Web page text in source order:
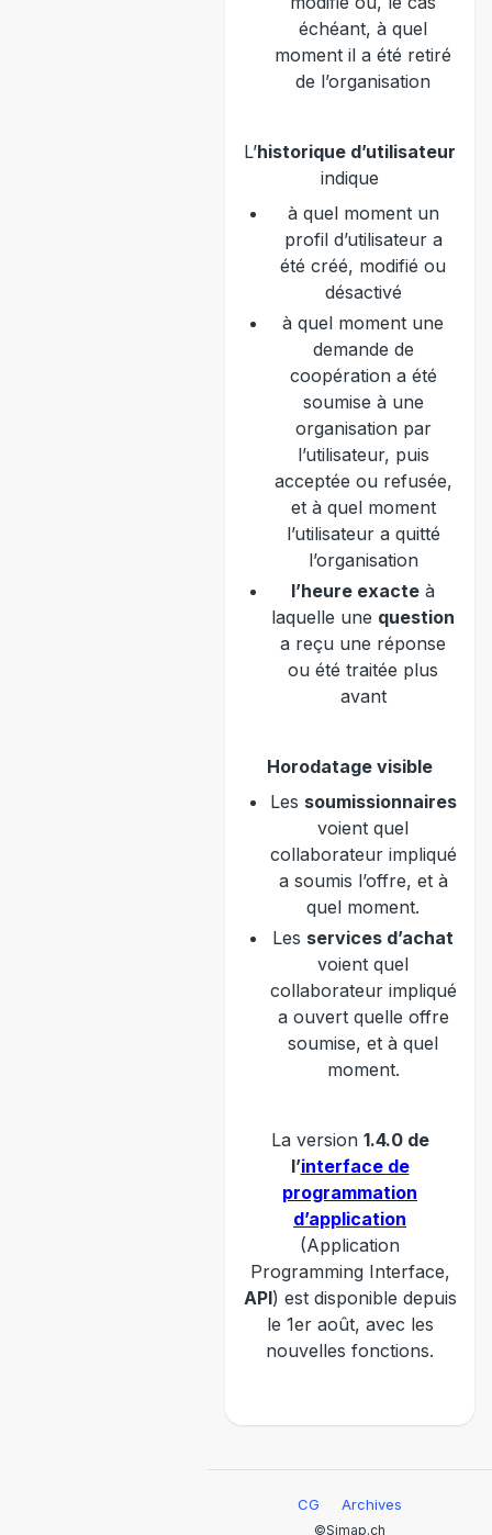
échéant, à quel
moment il a été retiré
de l’organisation
L’historique d’utilisateur
indique
à quel moment un
profil d’utilisateur a
été créé, modifié ou
désactivé
à quel moment une
demande de
coopération a été
soumise à une
organisation par
l’utilisateur, puis
acceptée ou refusée,
et à quel moment
l’utilisateur a quitté
l’organisation
l’heure exacte à
laquelle une question
a reçu une réponse
ou été traitée plus
avant
Horodatage visible
Les soumissionnaires
voient quel
collaborateur impliqué
a soumis l’offre, et à
quel moment.
Les services d’achat
voient quel
collaborateur impliqué
a ouvert quelle offre
soumise, et à quel
moment.
La version 1.4.0 de
l’interface de
programmation
d’application
(Application
Programming Interface,
API) est disponible depuis
le 1er août, avec les
nouvelles fonctions.
CG Archives
©Simap.ch